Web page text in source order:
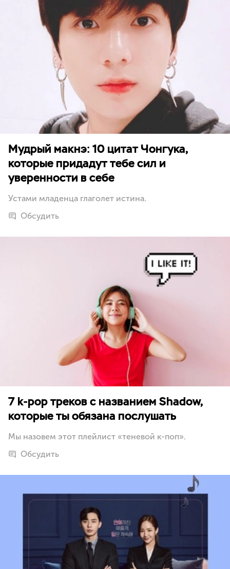
Мудрый макнэ: 10 цитат Чонгука,
которые придадут тебе сил и
уверенности в себе
Устами младенца глаголет истина.
Обсудить
7 k-pop треков с названием Shadow,
которые ты обязана послушать
Мы назовем этот плейлист «теневой к-поп».
Обсудить